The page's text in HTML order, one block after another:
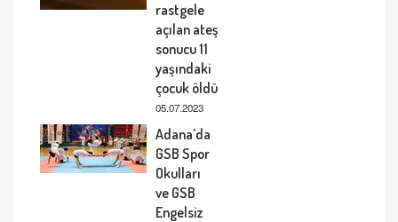
rastgele
açılan ateş
sonucu 11
yaşındaki
çocuk öldü
05.07.2023
Adana’da
GSB Spor
Okulları
ve GSB
Engelsiz